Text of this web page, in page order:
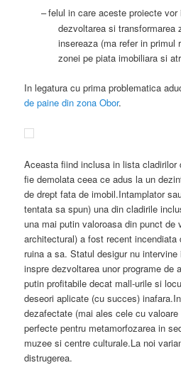
–felul in care aceste proiecte vor
dezvoltarea si transformarea
insereaza (ma refer in primul
zonei pe piata imobiliara si
In legatura cu prima problematica
de paine din zona Obor.
Aceasta fiind inclusa in lista cladirilor
fie demolata ceea ce adus la un
de drept fata de imobil.Intamplator
tentata sa spun) una din cladirile
una mai putin valoroasa din punct de
architectural) a fost recent incendiata
ruina a sa. Statul desigur nu
inspre dezvoltarea unor programe de
putin profitabile decat mall-urile si
deseori aplicate (cu succes)
dezafectate (mai ales cele cu
perfecte pentru metamorfozarea in
muzee si centre culturale.La noi
distrugerea.